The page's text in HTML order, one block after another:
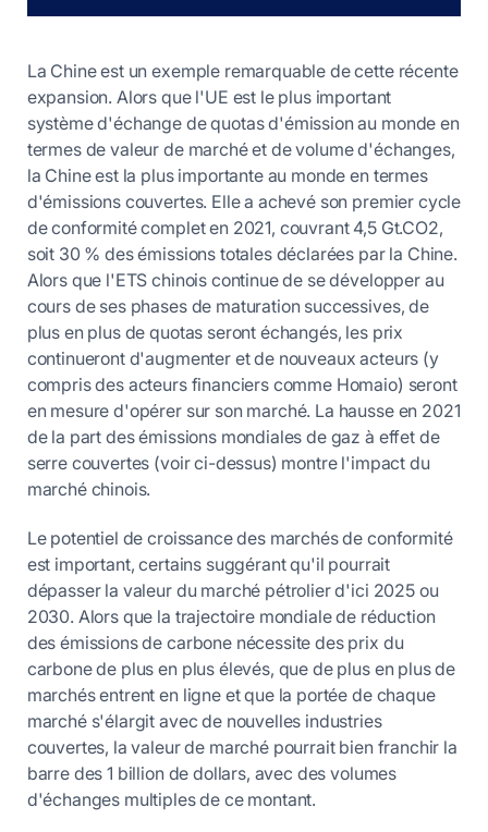
La Chine est un exemple remarquable de cette récente
expansion. Alors que l'UE est le plus important
système d'échange de quotas d'émission au monde en
termes de valeur de marché et de volume d'échanges,
la Chine est la plus importante au monde en termes
d'émissions couvertes. Elle a achevé son premier cycle
de conformité complet en 2021, couvrant 4,5 Gt.CO2,
soit 30 % des émissions totales déclarées par la Chine.
Alors que l'ETS chinois continue de se développer au
cours de ses phases de maturation successives, de
plus en plus de quotas seront échangés, les prix
continueront d'augmenter et de nouveaux acteurs (y
compris des acteurs financiers comme Homaio) seront
en mesure d'opérer sur son marché. La hausse en 2021
de la part des émissions mondiales de gaz à effet de
serre couvertes (voir ci-dessus) montre l'impact du
marché chinois.
Le potentiel de croissance des marchés de conformité
est important, certains suggérant qu'il pourrait
dépasser la valeur du marché pétrolier d'ici 2025 ou
2030. Alors que la trajectoire mondiale de réduction
des émissions de carbone nécessite des prix du
carbone de plus en plus élevés, que de plus en plus de
marchés entrent en ligne et que la portée de chaque
marché s'élargit avec de nouvelles industries
couvertes, la valeur de marché pourrait bien franchir la
barre des 1 billion de dollars, avec des volumes
d'échanges multiples de ce montant.